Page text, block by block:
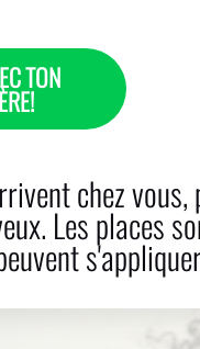
TON
chez
Les places